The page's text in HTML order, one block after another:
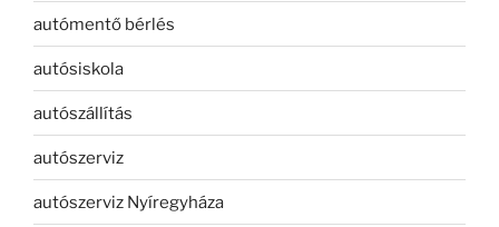
autómentő bérlés
autósiskola
autószállítás
autószerviz
autószerviz Nyíregyháza